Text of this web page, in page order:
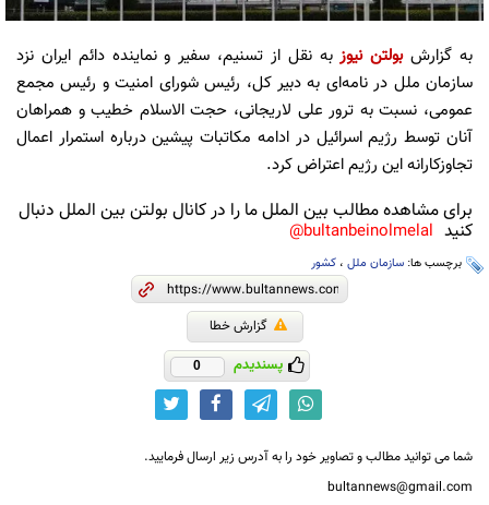
به گزارشبولتن نیوزبه نقل از تسنیم، سفیر و نماینده دائم ایران نزد
سازمان ملل در نامه‌ای به دبیر کل، رئیس شورای امنیت و رئیس مجمع
عمومی، نسبت به ترور علی لاریجانی، حجت الاسلام خطیب و همراهان
آنان توسط رژیم اسرائیل در ادامه مکاتبات پیشین درباره استمرار اعمال
تجاوزکارانه این رژیم اعتراض کرد.
برای مشاهده مطالب بین الملل ما را در کانال بولتن بین الملل دنبال
کنید bultanbeinolmelal@
برچسب ها: سازمان ملل ، کشور
گزارش خطا
پسندیدم 0
شما می توانید مطالب و تصاویر خود را به آدرس زیر ارسال فرمایید.
bultannews@gmail.com